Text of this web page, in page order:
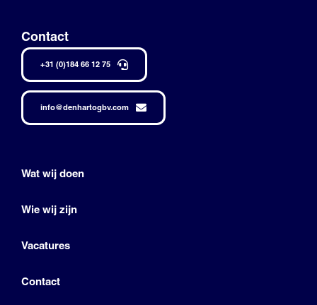
Contact
+31 (0)184 66 12 75
info@denhartogbv.com
Wat wij doen
Wie wij zijn
Vacatures
Contact